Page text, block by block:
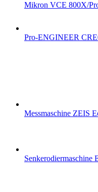
Mikron VCE 800X/
Pro-ENGINEER
Messmaschine ZEIS